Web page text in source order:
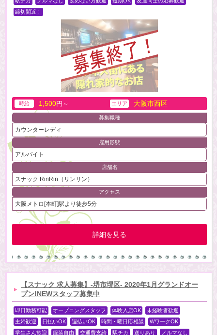
締切間近！
時給 1,500円～ エリア 大阪市西区
募集職種
カウンターレディ
雇用形態
アルバイト
店舗名
スナック RinRin（リンリン）
アクセス
大阪メトロ[本町]駅より徒歩5分
詳細を見る
【スナック 求人募集】-堺市堺区- 2020年1月グランドオー
プン!NEWスタッフ募集中
即日勤務可能 オープニングスタッフ 体験入店OK
未経験者歓迎
主婦歓迎
日払いOK 週払いOK 時間・曜日応相談
WワークOK
学生さん歓迎
服装自由 交通費支給 駅チカ 送りあり ノルマなし